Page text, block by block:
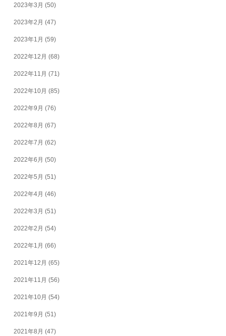
2023年3月 (50)
2023年2月 (47)
2023年1月 (59)
2022年12月 (68)
2022年11月 (71)
2022年10月 (85)
2022年9月 (76)
2022年8月 (67)
2022年7月 (62)
2022年6月 (50)
2022年5月 (51)
2022年4月 (46)
2022年3月 (51)
2022年2月 (54)
2022年1月 (66)
2021年12月 (65)
2021年11月 (56)
2021年10月 (54)
2021年9月 (51)
2021年8月 (47)